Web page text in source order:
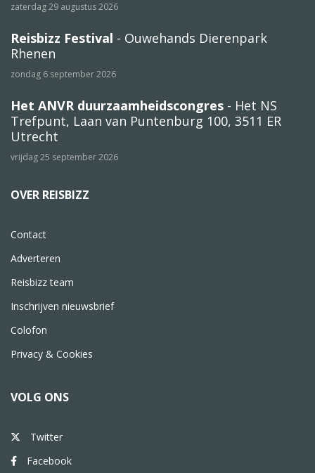
zaterdag 29 augustus 2026
Reisbizz Festival - Ouwehands Dierenpark
Rhenen
zondag 6 september 2026
Het ANVR duurzaamheidscongres - Het NS
Trefpunt, Laan van Puntenburg 100, 3511 ER
Utrecht
vrijdag 25 september 2026
OVER REISBIZZ
Contact
Adverteren
Reisbizz team
Inschrijven nieuwsbrief
Colofon
Privacy & Cookies
VOLG ONS
Twitter
Facebook